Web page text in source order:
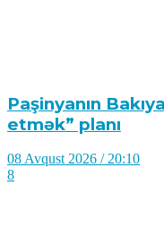
Paşinyanın
etmək” planı
08 Avqust 2026 / 20:10
8